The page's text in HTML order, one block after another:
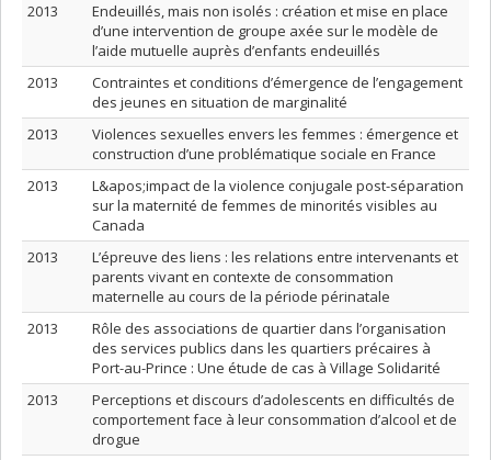
2013
Endeuillés, mais non isolés : création et mise en place
d’une intervention de groupe axée sur le modèle de
l’aide mutuelle auprès d’enfants endeuillés
2013
Contraintes et conditions d’émergence de l’engagement
des jeunes en situation de marginalité
2013
Violences sexuelles envers les femmes : émergence et
construction d’une problématique sociale en France
2013
L&apos;impact de la violence conjugale post-séparation
sur la maternité de femmes de minorités visibles au
Canada
2013
L’épreuve des liens : les relations entre intervenants et
parents vivant en contexte de consommation
maternelle au cours de la période périnatale
2013
Rôle des associations de quartier dans l’organisation
des services publics dans les quartiers précaires à
Port-au-Prince : Une étude de cas à Village Solidarité
2013
Perceptions et discours d’adolescents en difficultés de
comportement face à leur consommation d’alcool et de
drogue